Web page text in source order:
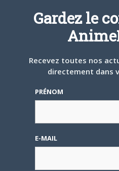
NESSA
ARTICLES LIÉS
5 AOÛT 2026
Gardez le
Recevez toutes nos
directement dans
PRÉNOM
E-MAIL